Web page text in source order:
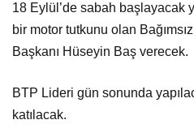
18 Eylül’de sabah başlayacak
bir motor tutkunu olan
Başkanı Hüseyin Baş verecek.
BTP Lideri gün sonunda
katılacak.